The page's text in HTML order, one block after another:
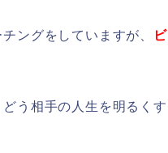
ングをしていますが、
ビ
う相手の人生を明るくす